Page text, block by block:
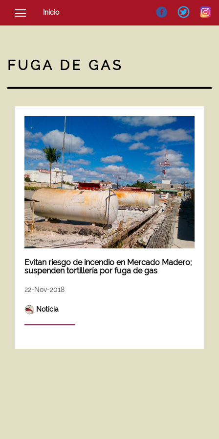
Inicio
SOCIEDAD
NOTICIAS
FUGA DE GAS
Evitan riesgo de incendio en Mercado Madero;
suspenden tortillería por fuga de gas
22-Nov-2018
Noticia